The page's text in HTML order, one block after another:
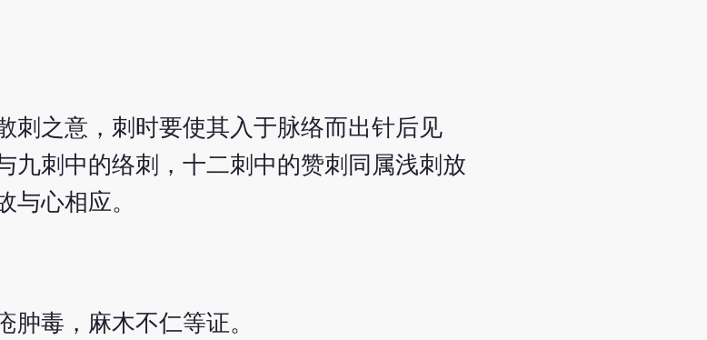
刺之意，刺时要使其入于脉络而出针后见
九刺中的络刺，十二刺中的赞刺同属浅刺放
心相应。
毒，麻木不仁等证。